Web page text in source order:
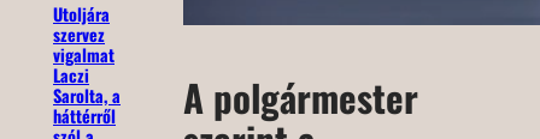
Utoljára
szervez
vigalmat
Laczi
Sarolta, a
háttérről
A polgármester